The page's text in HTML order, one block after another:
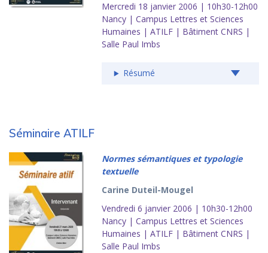
Mercredi 18 janvier 2006 | 10h30-12h00
Nancy | Campus Lettres et Sciences
Humaines | ATILF | Bâtiment CNRS |
Salle Paul Imbs
Résumé
Séminaire ATILF
Normes sémantiques et typologie
textuelle
Carine Duteil-Mougel
Vendredi 6 janvier 2006 | 10h30-12h00
Nancy | Campus Lettres et Sciences
Humaines | ATILF | Bâtiment CNRS |
Salle Paul Imbs